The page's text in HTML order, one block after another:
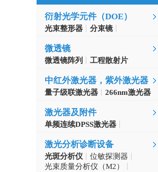
衍射光学元件（DOE）
光束整形器
分束镜
微透镜
微透镜阵列 工程散射片
中红外激光器，紫外激光器
量子级联激光器 266nm激光器
激光器及附件
单频连续DPSS激光器
激光分析诊断设备
光斑分析仪
位敏探测器
自准直仪
光束质量分析仪（M2）